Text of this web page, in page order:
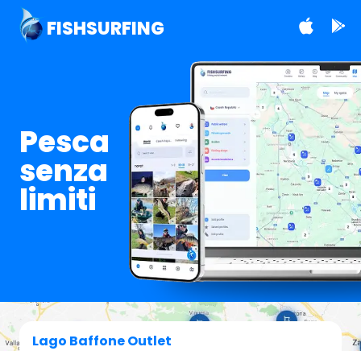
FISHSURFING
Pesca
senza
limiti
Lago Baffone Outlet